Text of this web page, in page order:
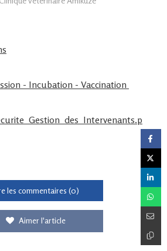
- Incubation - Vaccination
les commentaires (0)
Aimer l'article